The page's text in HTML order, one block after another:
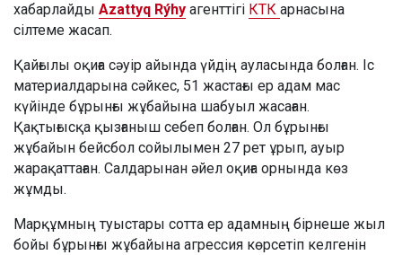
хабарлайды Azattyq Rýhy агенттігі КТК арнасына
сілтеме жасап.
Қайғылы оқиға сәуір айында үйдің ауласында болған. Іс
материалдарына сәйкес, 51 жастағы ер адам мас
күйінде бұрынғы жұбайына шабуыл жасаған.
Қақтығысқа қызғаныш себеп болған. Ол бұрынғы
жұбайын бейсбол сойылымен 27 рет ұрып, ауыр
жарақаттаған. Салдарынан әйел оқиға орнында көз
жұмды.
Марқұмның туыстары сотта ер адамның бірнеше жыл
бойы бұрынғы жұбайына агрессия көрсетіп келгенін